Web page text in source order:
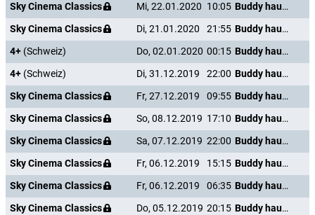
Sky Cinema Classics
Mi, 22.01.2020 10:05
Buddy haut den Lukas
Sky Cinema Classics
Di, 21.01.2020 21:55
Buddy haut den Lukas
4+ (Schweiz) Do, 02.01.2020 00:15
Buddy haut den Lukas
4+ (Schweiz) Di, 31.12.2019 22:00
Buddy haut den Lukas
Sky Cinema Classics
Fr, 27.12.2019 09:55
Buddy haut den Lukas
Sky Cinema Classics
So, 08.12.2019 17:10
Buddy haut den Lukas
Sky Cinema Classics
Sa, 07.12.2019 22:00
Buddy haut den Lukas
Sky Cinema Classics
Fr, 06.12.2019 15:15
Buddy haut den Lukas
Sky Cinema Classics
Fr, 06.12.2019 06:35
Buddy haut den Lukas
Sky Cinema Classics
Do, 05.12.2019 20:15
Buddy haut den Lukas